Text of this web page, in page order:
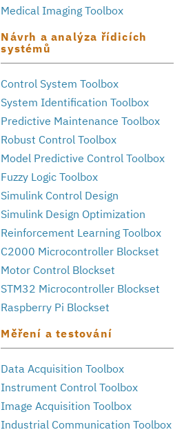
Medical Imaging Toolbox
Návrh a analýza řídicích
systémů
Control System Toolbox
System Identification Toolbox
Predictive Maintenance Toolbox
Robust Control Toolbox
Model Predictive Control Toolbox
Fuzzy Logic Toolbox
Simulink Control Design
Simulink Design Optimization
Reinforcement Learning Toolbox
C2000 Microcontroller Blockset
Motor Control Blockset
STM32 Microcontroller Blockset
Raspberry Pi Blockset
Měření a testování
Data Acquisition Toolbox
Instrument Control Toolbox
Image Acquisition Toolbox
Industrial Communication Toolbox